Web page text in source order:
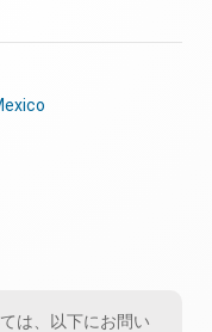
は、以下にお問い